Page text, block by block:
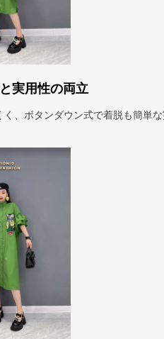
実用性の両立
、ボタンダウン式で着脱も簡単な